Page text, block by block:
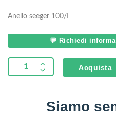
Anello seeger 100/I
💬 Richiedi
Acquista
Siamo